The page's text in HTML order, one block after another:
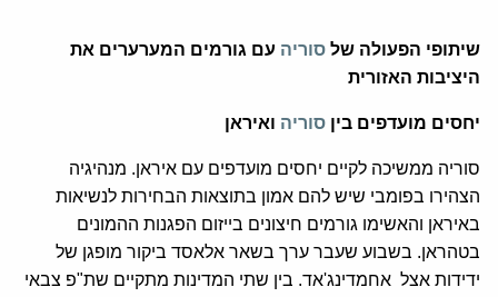
שיתופי הפעולה של סוריה עם גורמים המערערים את
היציבות האזורית
יחסים מועדפים בין סוריה ואיראן
סוריה ממשיכה לקיים יחסים מועדפים עם איראן. מנהיגיה
הצהירו בפומבי שיש להם אמון בתוצאות הבחירות לנשיאות
באיראן והאשימו גורמים חיצונים בייזום הפגנות ההמונים
בטהראן. בשבוע שעבר ערך בשאר אלאסד ביקור מופגן של
ידידות אצל אחמדינג'אד. בין שתי המדינות מתקיים שת"פ צבאי